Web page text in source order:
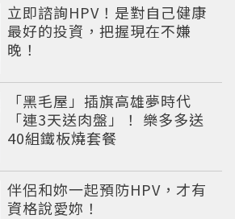
立即諮詢HPV！是對自己健康
最好的投資，把握現在不嫌
晚！
「黑毛屋」插旗高雄夢時代
「連3天送肉盤」！ 樂多多送
40組鐵板燒套餐
伴侶和妳一起預防HPV，才有
資格說愛妳！